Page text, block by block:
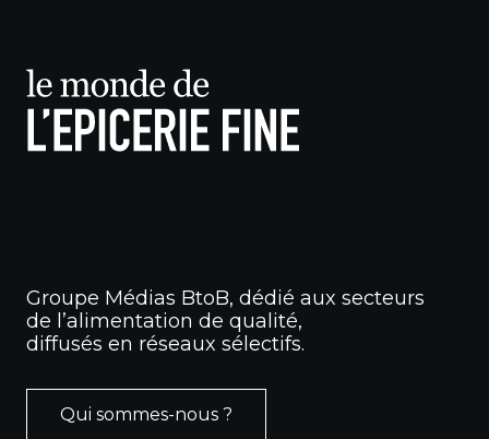
Groupe Médias BtoB, dédié aux secteurs
de l’alimentation de qualité,
diffusés en réseaux sélectifs.
Qui sommes-nous ?